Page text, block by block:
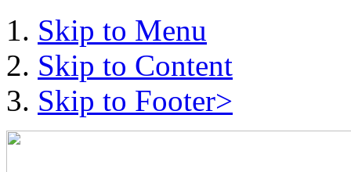
Skip to Menu
Skip to Content
Skip to Footer>